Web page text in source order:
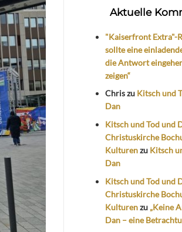
Aktuelle
"Kaiserfront Extra"-
sollte eine
die Antwort
zeigen“
Chriszu Kitsch und
Dan
Kitsch und Tod und
Christuskirche
Kulturenzu Kitsch
Dan
Kitsch und Tod und
Christuskirche
Kulturenzu „Keine
Dan – eine